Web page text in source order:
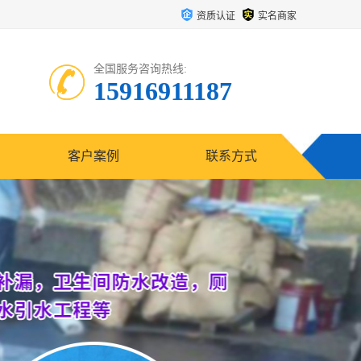
资质认证 实名商家
全国服务咨询热线:
15916911187
客户案例 联系方式